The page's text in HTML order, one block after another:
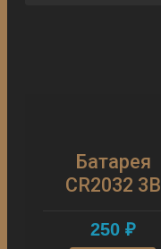
Батарея
CR2032 3В
250 ₽